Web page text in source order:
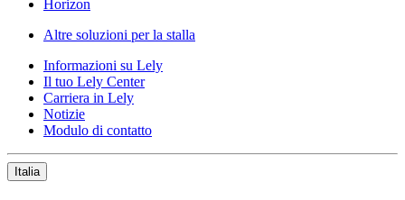
Horizon
Altre soluzioni per la stalla
Informazioni su Lely
Il tuo Lely Center
Carriera in Lely
Notizie
Modulo di contatto
Italia